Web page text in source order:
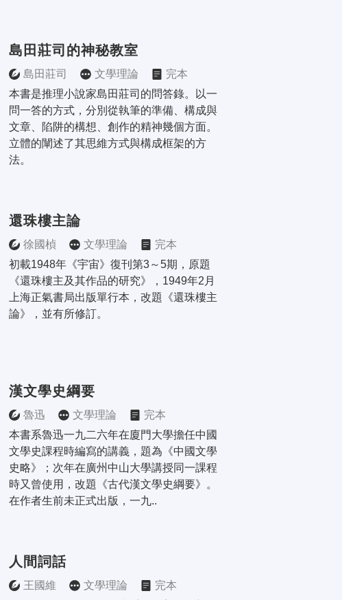
島田莊司的神秘教室
島田莊司 文學理論
完本
本書是推理小說家島田莊司的問答錄。以一
問一答的方式，分別從執筆的準備、構成與
文章、陷阱的構想、創作的精神幾個方面。
立體的闡述了其思維方式與構成框架的方
法。
還珠樓主論
徐國楨 文學理論
完本
初載1948年《宇宙》復刊第3～5期，原題
《還珠樓主及其作品的研究》，1949年2月
上海正氣書局出版單行本，改題《還珠樓主
論》，並有所修訂。
漢文學史綱要
魯迅 文學理論
完本
本書系魯迅一九二六年在廈門大學擔任中國
文學史課程時編寫的講義，題為《中國文學
史略》；次年在廣州中山大學講授同一課程
時又曾使用，改題《古代漢文學史綱要》。
在作者生前未正式出版，一九..
人間詞話
王國維 文學理論
完本